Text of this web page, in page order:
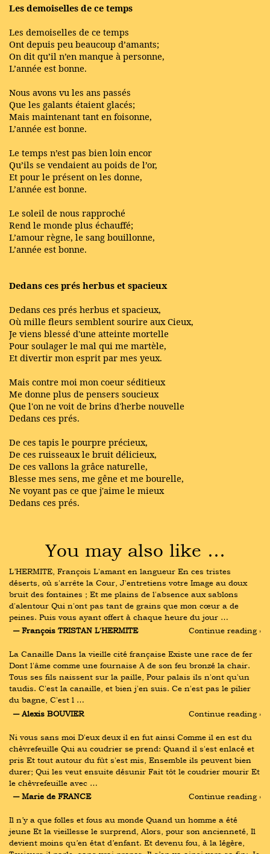
Les demoiselles de ce temps
Les demoiselles de ce temps
Ont depuis peu beaucoup d’amants;
On dit qu’il n’en manque à personne,
L’année est bonne.
Nous avons vu les ans passés
Que les galants étaient glacés;
Mais maintenant tant en foisonne,
L’année est bonne.
Le temps n’est pas bien loin encor
Qu’ils se vendaient au poids de l’or,
Et pour le présent on les donne,
L’année est bonne.
Le soleil de nous rapproché
Rend le monde plus échauffé;
L’amour règne, le sang bouillonne,
L’année est bonne.
Dedans ces prés herbus et spacieux
Dedans ces prés herbus et spacieux,
Où mille fleurs semblent sourire aux Cieux,
Je viens blessé d'une atteinte mortelle
Pour soulager le mal qui me martèle,
Et divertir mon esprit par mes yeux.
Mais contre moi mon coeur séditieux
Me donne plus de pensers soucieux
Que l'on ne voit de brins d'herbe nouvelle
Dedans ces prés.
De ces tapis le pourpre précieux,
De ces ruisseaux le bruit délicieux,
De ces vallons la grâce naturelle,
Blesse mes sens, me gêne et me bourelle,
Ne voyant pas ce que j'aime le mieux
Dedans ces prés.
You may also like …
L’HERMITE, François L'amant en langueur En ces tristes
déserts, où s'arrête la Cour, J'entretiens votre Image au doux
bruit des fontaines ; Et me plains de l'absence aux sablons
d'alentour Qui n'ont pas tant de grains que mon cœur a de
peines. Puis vous ayant offert à chaque heure du jour …
― François TRISTAN L'HERMITE
Continue reading ›
La Canaille Dans la vieille cité française Existe une race de fer
Dont l'âme comme une fournaise A de son feu bronzé la chair.
Tous ses fils naissent sur la paille, Pour palais ils n'ont qu'un
taudis. C'est la canaille, et bien j'en suis. Ce n'est pas le pilier
du bagne, C'est l …
― Alexis BOUVIER
Continue reading ›
Ni vous sans moi D'eux deux il en fut ainsi Comme il en est du
chèvrefeuille Qui au coudrier se prend: Quand il s'est enlacé et
pris Et tout autour du fût s'est mis, Ensemble ils peuvent bien
durer; Qui les veut ensuite désunir Fait tôt le coudrier mourir Et
le chèvrefeuille avec …
― Marie de FRANCE
Continue reading ›
Il n’y a que folles et fous au monde Quand un homme a été
jeune Et la vieillesse le surprend, Alors, pour son ancienneté, Il
devient moins qu’en état d’enfant. Et devenu fou, à la légère,